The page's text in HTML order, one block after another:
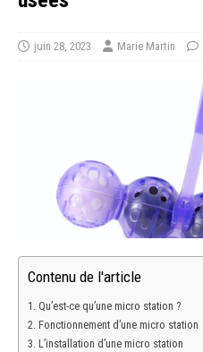
juin 28, 2023 Marie Martin
Contenu de l'article
Qu’est-ce qu’une micro station ?
Fonctionnement d’une micro station
L’installation d’une micro station